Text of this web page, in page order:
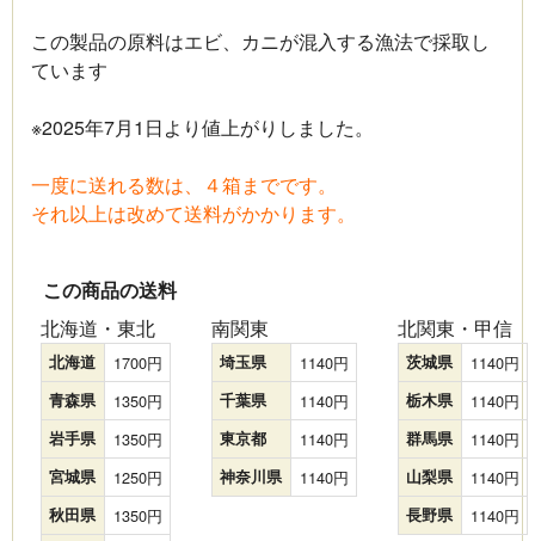
この製品の原料はエビ、カニが混入する漁法で採取し
ています
※2025年7月1日より値上がりしました。
一度に送れる数は、４箱までです。
それ以上は改めて送料がかかります。
この商品の送料
北海道・東北
北海道 1700
青森県 1350
岩手県 1350
宮城県 1250
秋田県 1350
南関東
埼玉県 1140
千葉県 1140
東京都 1140
神奈川県 1140
北関東・甲信
茨城県 1140
栃木県 1140
群馬県 1140
山梨県 1140
長野県 1140